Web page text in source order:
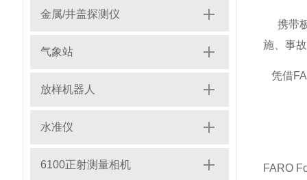
金属/井盖探测仪
气象站
放样机器人
水准仪
6100正射测量相机
携带极
施、事
凭借
FARO